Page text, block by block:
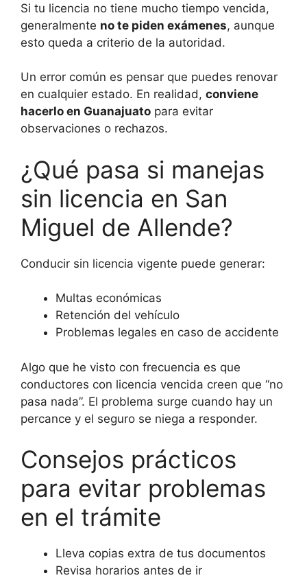
Si tu licencia no tiene mucho tiempo vencida,
generalmente no te piden exámenes, aunque
esto queda a criterio de la autoridad.
Un error común es pensar que puedes renovar
en cualquier estado. En realidad, conviene
hacerlo en Guanajuato para evitar
observaciones o rechazos.
¿Qué pasa si manejas
sin licencia en San
Miguel de Allende?
Conducir sin licencia vigente puede generar:
Multas económicas
Retención del vehículo
Problemas legales en caso de accidente
Algo que he visto con frecuencia es que
conductores con licencia vencida creen que “no
pasa nada”. El problema surge cuando hay un
percance y el seguro se niega a responder.
Consejos prácticos
para evitar problemas
en el trámite
Lleva copias extra de tus documentos
Revisa horarios antes de ir